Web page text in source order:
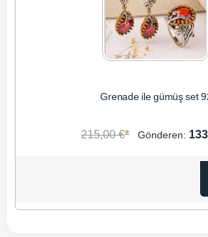
Grenade ile gümüş set
215,00 €* Gönderen: